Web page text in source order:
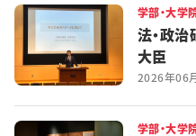
学部・大学
法・政
大臣
2026年06
学部・大学